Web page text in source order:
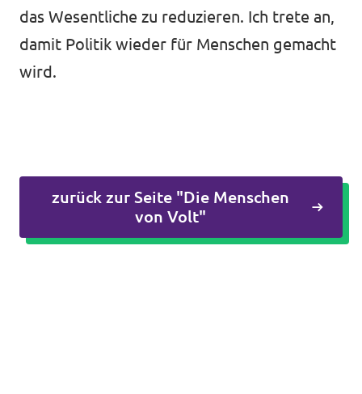
das Wesentliche zu reduzieren. Ich trete an,
damit Politik wieder für Menschen gemacht
wird.
zurück zur Seite "Die Menschen
von Volt"